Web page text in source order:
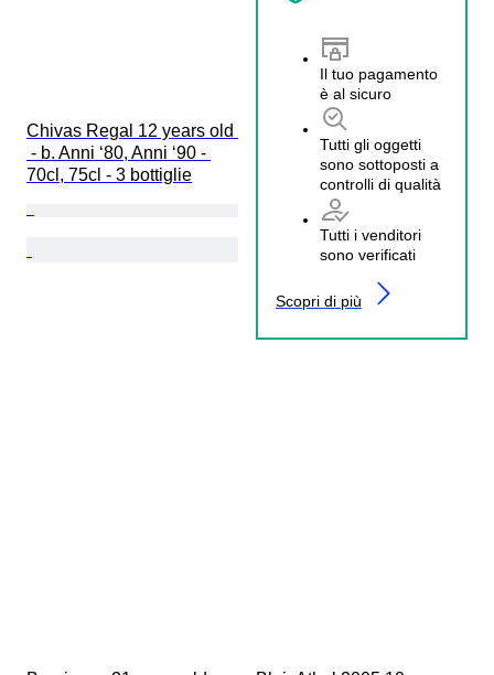
Il tuo pagamento
è al sicuro
Tutti gli oggetti
sono sottoposti a
controlli di qualità
Tutti i venditori
sono verificati
Scopri di più
Chivas Regal 12 years old
- b. Anni ‘80, Anni ‘90 -
70cl, 75cl - 3 bottiglie